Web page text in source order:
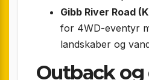
Gibb River Road
for 4WD-eventyr
landskaber og
Outback og